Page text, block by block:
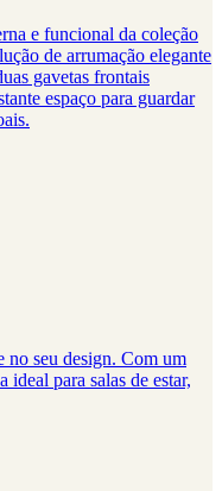
e funcional da coleção
de arrumação elegante
gavetas frontais
espaço para guardar
no seu design. Com um
ideal para salas de estar,